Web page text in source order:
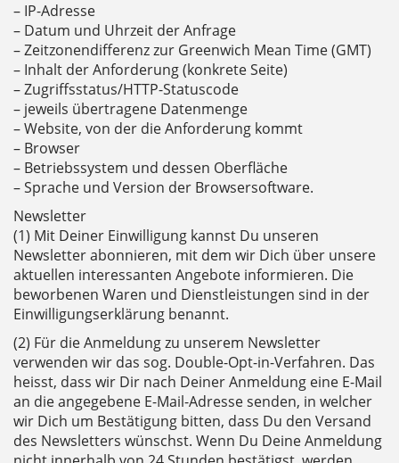
– IP-Adresse
– Datum und Uhrzeit der Anfrage
– Zeitzonendifferenz zur Greenwich Mean Time (GMT)
– Inhalt der Anforderung (konkrete Seite)
– Zugriffsstatus/HTTP-Statuscode
– jeweils übertragene Datenmenge
– Website, von der die Anforderung kommt
– Browser
– Betriebssystem und dessen Oberfläche
– Sprache und Version der Browsersoftware.
Newsletter
(1) Mit Deiner Einwilligung kannst Du unseren
Newsletter abonnieren, mit dem wir Dich über unsere
aktuellen interessanten Angebote informieren. Die
beworbenen Waren und Dienstleistungen sind in der
Einwilligungserklärung benannt.
(2) Für die Anmeldung zu unserem Newsletter
verwenden wir das sog. Double-Opt-in-Verfahren. Das
heisst, dass wir Dir nach Deiner Anmeldung eine E-Mail
an die angegebene E-Mail-Adresse senden, in welcher
wir Dich um Bestätigung bitten, dass Du den Versand
des Newsletters wünschst. Wenn Du Deine Anmeldung